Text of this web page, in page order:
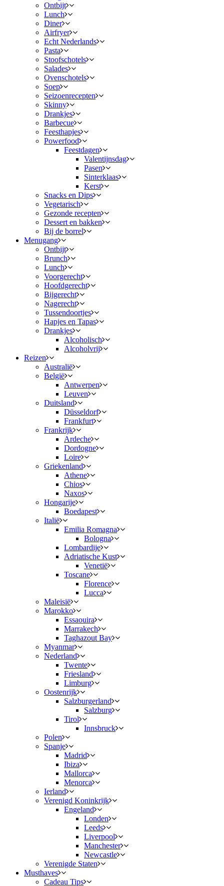
Ontbijt
Lunch
Diner
Airfryer
Echt Nederlands
Pasta
Stoofschotels
Salades
Ovenschotels
Soep
Seizoenrecepten
Skinny
Drankjes
Barbecue
Feesthapjes
Powerfood
Feestdagen
Valentijnsdag
Pasen
Sinterklaas
Kerst
Snacks en Dips
Vegetarisch
Gezonde recepten
Dessert en bakken
Bij de borrel
Menugang
Ontbijt
Brunch
Lunch
Voorgerecht
Hoofdgerecht
Bijgerecht
Nagerecht
Tussendoortjes
Hapjes en Tapas
Drankjes
Alcoholisch
Alcoholvrij
Reizen
Australië
België
Antwerpen
Leuven
Duitsland
Düsseldorf
Frankfurt
Frankrijk
Ardeche
Dordogne
Loire
Griekenland
Athene
Chios
Naxos
Hongarije
Boedapest
Italië
Emilia Romagna
Bologna
Lombardije
Adriatische Kust
Venetië
Toscane
Florence
Lucca
Maleisië
Marokko
Essaouira
Marrakech
Taghazout Bay
Myanmar
Nederland
Twente
Friesland
Limburg
Oostenrijk
Salzburgerland
Salzburg
Tirol
Innsbruck
Polen
Spanje
Madrid
Ibiza
Mallorca
Menorca
Ierland
Verenigd Koninkrijk
Engeland
Londen
Leeds
Liverpool
Manchester
Newcastle
Verenigde Staten
Musthaves
Cadeau Tips